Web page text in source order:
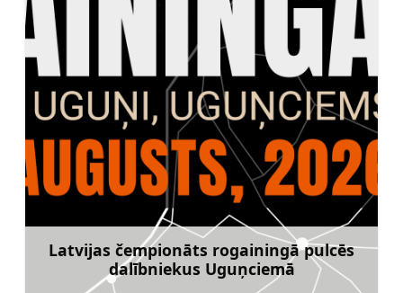
Latvijas čempionāts rogainingā pulcēs
dalībniekus Uguņciemā
Uzzināt vairāk